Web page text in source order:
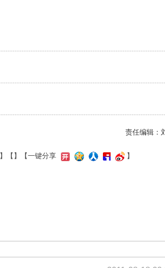
责任编辑：
】【 】 【一键分享 】